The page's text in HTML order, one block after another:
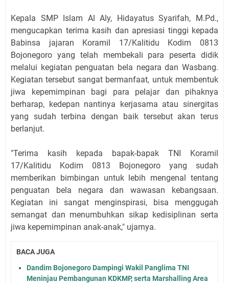
Kepala SMP Islam Al Aly, Hidayatus Syarifah, M.Pd.,
mengucapkan terima kasih dan apresiasi tinggi kepada
Babinsa jajaran Koramil 17/Kalitidu Kodim 0813
Bojonegoro yang telah membekali para peserta didik
melalui kegiatan penguatan bela negara dan Wasbang.
Kegiatan tersebut sangat bermanfaat, untuk membentuk
jiwa kepemimpinan bagi para pelajar dan pihaknya
berharap, kedepan nantinya kerjasama atau sinergitas
yang sudah terbina dengan baik tersebut akan terus
berlanjut.
"Terima kasih kepada bapak-bapak TNI Koramil
17/Kalitidu Kodim 0813 Bojonegoro yang sudah
memberikan bimbingan untuk lebih mengenal tentang
penguatan bela negara dan wawasan kebangsaan.
Kegiatan ini sangat menginspirasi, bisa menggugah
semangat dan menumbuhkan sikap kedisiplinan serta
jiwa kepemimpinan anak-anak," ujarnya.
BACA JUGA
Dandim Bojonegoro Dampingi Wakil Panglima TNI
Meninjau Pembangunan KDKMP, serta Marshalling Area